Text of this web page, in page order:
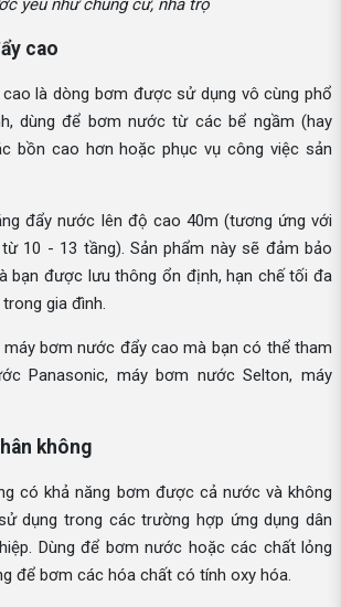
yếu như chung cư, nhà trọ
cao
là dòng bơm được sử dụng vô cùng phổ
dùng để bơm nước từ các bể ngầm (hay
bồn cao hơn hoặc phục vụ công việc sản
đẩy nước lên độ cao 40m (tương ứng với
10 - 13 tầng). Sản phẩm này sẽ đảm bảo
bạn được lưu thông ổn định, hạn chế tối đa
gia đình.
bơm nước đẩy cao mà bạn có thể tham
Panasonic, máy bơm nước Selton, máy
không
có khả năng bơm được cả nước và không
dụng trong các trường hợp ứng dụng dân
Dùng để bơm nước hoặc các chất lỏng
để bơm các hóa chất có tính oxy hóa.